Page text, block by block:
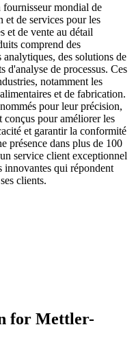
mondial de
et de services pour les
et de vente au détail
comprend des
analytiques, des solutions de
d'analyse de processus. Ces
notamment les
et de fabrication.
pour leur précision,
pour améliorer les
et garantir la conformité
présence dans plus de 100
service client exceptionnel
innovantes qui répondent
clients.
for Mettler-